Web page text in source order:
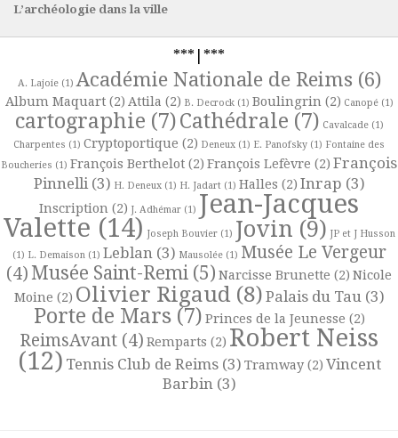
L’archéologie dans la ville
***|***
A. Lajoie(1) Académie Nationale de Reims (6)
Album Maquart(2) Attila (2) B. Decrock(1) Boulingrin(2) Canopé(1)
cartographie (7)Cathédrale (7) Cavalcade(1)
Charpentes (1) Cryptoportique (2) Deneux (1) E. Panofsky (1) Fontaine des
Boucheries (1) François Berthelot (2) François Lefèvre (2) François
Pinnelli(3) H. Deneux(1) H. Jadart(1) Halles (2) Inrap (3)
Inscription (2) J. Adhémar (1) Jean-Jacques
Valette (14) Joseph Bouvier(1) Jovin (9) JP et J Husson
(1) L. Demaison(1) Leblan(3) Mausolée(1) Musée Le Vergeur
(4) Musée Saint-Remi (5) Narcisse Brunette (2) Nicole
Moine (2) Olivier Rigaud(8) Palais du Tau(3)
Porte de Mars(7) Princes de la Jeunesse (2)
ReimsAvant (4) Remparts (2) Robert Neiss
(12) Tennis Club de Reims(3) Tramway(2) Vincent
Barbin(3)